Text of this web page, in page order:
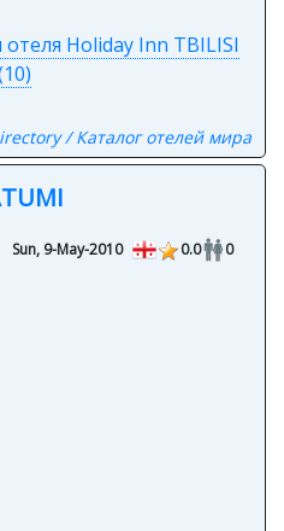
Holiday Inn TBILISI